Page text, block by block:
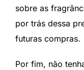
sobre as
por trás dessa
futuras compras.
Por fim, não